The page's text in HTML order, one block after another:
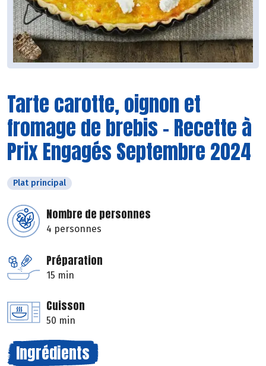
Tarte carotte, oignon et
fromage de brebis - Recette à
Prix Engagés Septembre 2024
Plat principal
Nombre de personnes
4 personnes
Préparation
15 min
Cuisson
50 min
Ingrédients